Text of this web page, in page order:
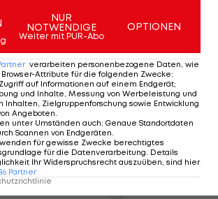
Thema
NUR
NOTWENDIGE
Weiter mit PUR-Abo
OPTIONEN
verarbeiten personenbezogene Daten, wie
Attribute für die folgenden Zwecke:
auf Informationen auf einem Endgerät;
und Inhalte, Messung von Werbeleistung und
Inhalten, Zielgruppenforschung sowie Entwicklung
Angeboten.
unter Umständen auch: Genaue Standortdaten
Scannen von Endgeräten.
für gewisse Zwecke berechtigtes
für die Datenverarbeitung. Details
Ihr Widerspruchsrecht auszuüben, sind hier
Partner